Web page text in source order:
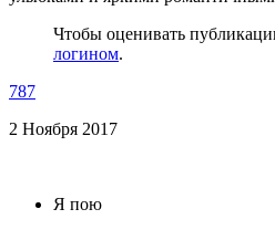
Чтобы оценивать
логином.
787
2 Ноября 2017
Я пою